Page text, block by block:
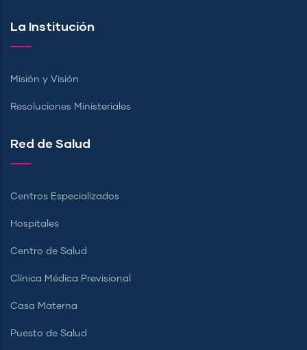
La Institución
Misión y Visión
Resoluciones Ministeriales
Red de Salud
Centros Especializados
Hospitales
Centro de Salud
Clínica Médica Previsional
Casa Materna
Puesto de Salud